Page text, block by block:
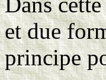
et due
principe